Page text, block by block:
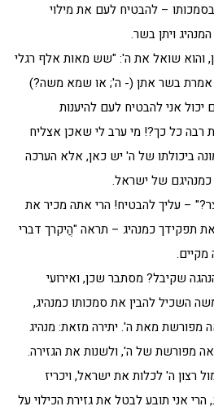
– להבטיח לעם את מילוי
ויתן בשר.
והוא שואל את ה': "שש מאות אלף רגלי
אמרת בשר אתן (- ה'; או שמא משה?)
אני להבטיח לעם להיענות
רבה כל כך?! מי ערב לי שאכן אצליח
ביכולתו של ה' יש כאן, אלא הערכה
של ישראל.
– עליך להבטיח! הרי אתה מכיר את
תפקידך כמנהיג – תראה "הֲיקרך דברי
מקיים.
שקיבל? מסתבר שכן, ואירועי
השכיל להבין את סמכותו כמנהיג,
מפורשת מאת ה'. יתירה מזאת: מנהיג
מפורשת של ה', ולשנות את הגזירה.
רצון ה' לכלות את ישראל, ויכריז
הרי אני תובע לבטל את גזירת הכילוי על